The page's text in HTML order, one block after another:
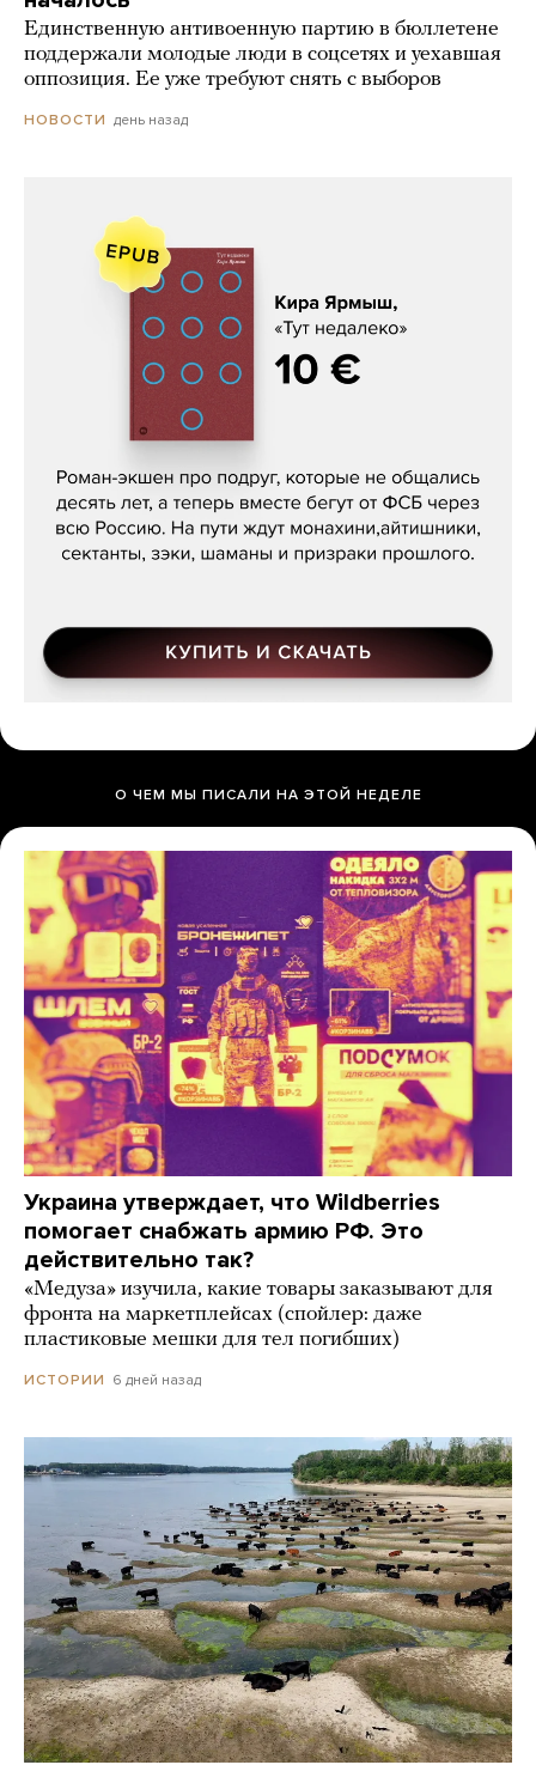
Единственную антивоенную партию в бюллетене
поддержали молодые люди в соцсетях и уехавшая
оппозиция. Ее уже требуют снять с выборов
НОВОСТИ день назад
Кира Ярмыш, «Тут недалеко»
О ЧЕМ МЫ ПИСАЛИ НА ЭТОЙ НЕДЕЛЕ
Украина утверждает, что Wildberries
помогает снабжать армию РФ. Это
действительно так?
«Медуза» изучила, какие товары заказывают для
фронта на маркетплейсах (спойлер: даже
пластиковые мешки для тел погибших)
ИСТОРИИ 6 дней назад